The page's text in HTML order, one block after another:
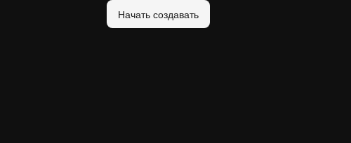
Начать создавать